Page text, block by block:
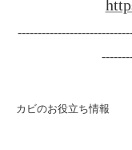
カビのお役立ち情報